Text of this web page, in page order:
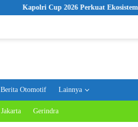
Kapolri Cup 2026 Perkuat Ekosistem E-
Berita Otomotif Lainnya
Gerindra